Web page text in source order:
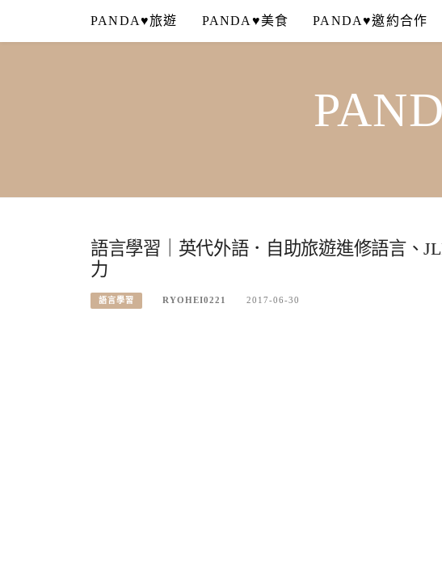
content
PANDA♥旅遊 PANDA♥美食 PANDA♥邀約合作
語言學習｜英代外語．自助旅遊進修語言、
力
語言學習 RYOHEI0221 2017-06-30